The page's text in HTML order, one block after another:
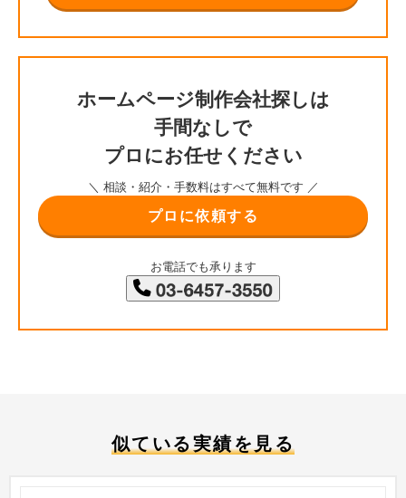
ホームページ制作会社探しは
手間なしで
プロにお任せください
＼ 相談・紹介・手数料はすべて無料です ／
プロに依頼する
お電話でも承ります
似ている実績を見る